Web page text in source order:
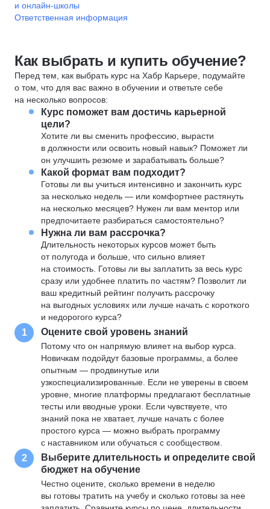
и онлайн-школы
Ответственная информация
Как выбрать и купить обучение?
Перед тем, как выбрать курс на Хабр Карьере, подумайте
о том, что для вас важно в обучении и ответьте себе
на несколько вопросов:
Курс поможет вам достичь карьерной
цели?
Хотите ли вы сменить профессию, вырасти
в должности или освоить новый навык? Поможет ли
он улучшить резюме и зарабатывать больше?
Какой формат вам подходит?
Готовы ли вы учиться интенсивно и закончить курс
за несколько недель — или комфортнее растянуть
на несколько месяцев? Нужен ли вам ментор или
предпочитаете разбираться самостоятельно?
Нужна ли вам рассрочка?
Длительность некоторых курсов может быть
от полугода и больше, что сильно влияет
на стоимость. Готовы ли вы заплатить за весь курс
сразу или удобнее платить по частям? Позволит ли
ваш кредитный рейтинг получить рассрочку
на выгодных условиях или лучше начать с короткого
и недорогого курса?
1 Оцените свой уровень знаний
Потому что он напрямую влияет на выбор курса.
Новичкам подойдут базовые программы, а более
опытным — продвинутые или
узкоспециализированные. Если не уверены в своем
уровне, многие платформы предлагают бесплатные
тесты или вводные уроки. Если чувствуете, что
знаний пока не хватает, лучше начать с более
простого курса — можно выбрать программу
с наставником или обучаться с сообществом.
2
Выберите длительность и определите свой
бюджет на обучение
Честно оцените, сколько времени в неделю
вы готовы тратить на учебу и сколько готовы за нее